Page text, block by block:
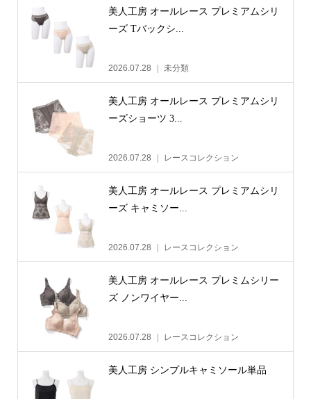
美人工房 オールレース プレミアムシリ
ーズ Tバックシ...
2026.07.28 未分類
美人工房 オールレース プレミアムシリ
ーズショーツ 3...
2026.07.28 レースコレクション
美人工房 オールレース プレミアムシリ
ーズ キャミソー...
2026.07.28 レースコレクション
美人工房 オールレース プレミムシリー
ズ ノンワイヤー...
2026.07.28 レースコレクション
美人工房 シンプルキャミソール単品